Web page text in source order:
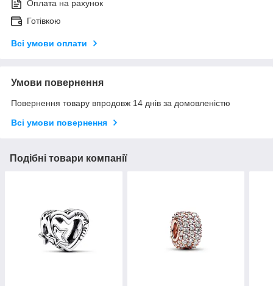
Оплата на рахунок
Готівкою
Всі умови оплати
Умови повернення
Повернення товару впродовж 14 днів за домовленістю
Всі умови повернення
Подібні товари компанії